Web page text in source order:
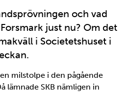
och vad
just nu? Om det
i Societetshuset i
milstolpe i den pågående
lämnade SKB nämligen in